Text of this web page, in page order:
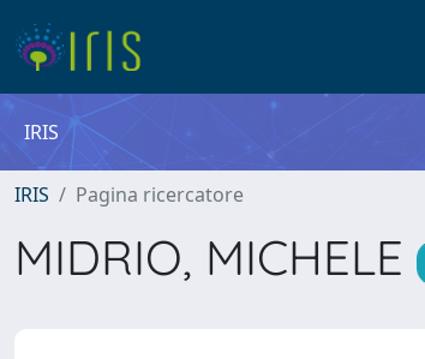
IRIS
IRIS Pagina ricercatore
MIDRIO, MICHELE